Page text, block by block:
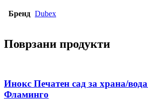
Бренд Dubex
Поврзани продукти
Инокс Печатен сад за храна/
Фламинго